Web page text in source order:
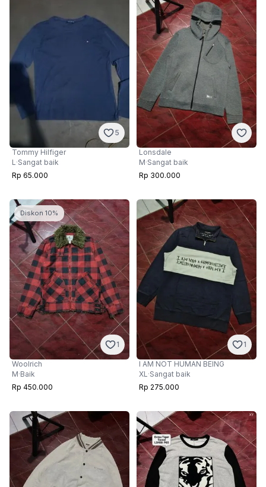
5
Tommy Hilfiger
L·Sangat baik
Rp 65.000
Lonsdale
M·Sangat baik
Rp 300.000
Diskon 10%
1
Woolrich
M·Baik
Rp 450.000
1
I AM NOT HUMAN BEING
XL ·Sangat baik
Rp 275.000